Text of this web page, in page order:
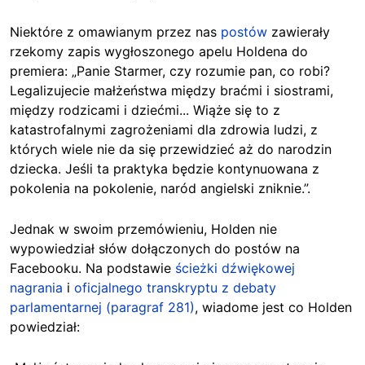
Niektóre z omawianym przez nas postów zawierały
rzekomy zapis wygłoszonego apelu Holdena do
premiera: „Panie Starmer, czy rozumie pan, co robi?
Legalizujecie małżeństwa między braćmi i siostrami,
między rodzicami i dziećmi... Wiąże się to z
katastrofalnymi zagrożeniami dla zdrowia ludzi, z
których wiele nie da się przewidzieć aż do narodzin
dziecka. Jeśli ta praktyka będzie kontynuowana z
pokolenia na pokolenie, naród angielski zniknie.”.
Jednak w swoim przemówieniu, Holden nie
wypowiedział słów dołączonych do postów na
Facebooku. Na podstawie ścieżki dźwiękowej
nagrania i oficjalnego transkryptu z debaty
parlamentarnej (paragraf 281), wiadome jest co Holden
powiedział: